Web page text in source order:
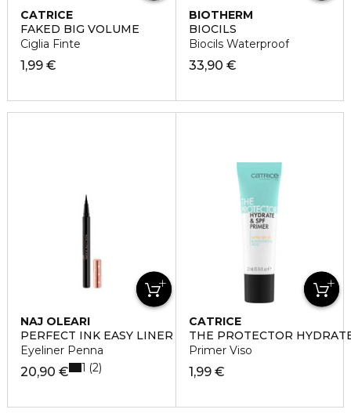
CATRICE
FAKED BIG VOLUME
Ciglia Finte
1,99 €
BIOTHERM
BIOCILS
Biocils Waterproof
33,90 €
NAJ OLEARI
PERFECT INK EASY LINER
Eyeliner Penna
20,90 € 1 2
CATRICE
THE PROTECTOR
Primer Viso
1,99 €